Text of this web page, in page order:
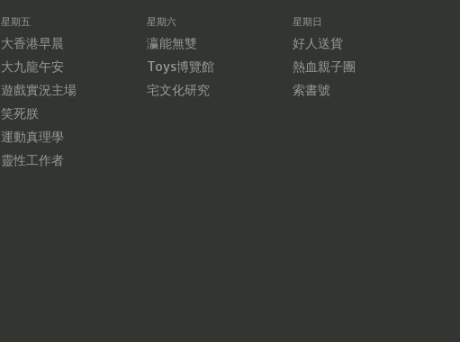
星期五
大香港早晨
大九龍午安
遊戲實況主場
笑死朕
運動真理學
靈性工作者
星期六
瀛能無雙
Toys博覽館
宅文化研究
星期日
好人送貨
熱血親子團
索書號